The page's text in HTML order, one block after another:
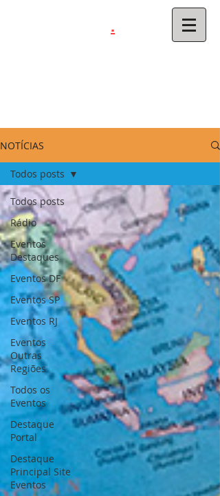
.
NOTÍCIAS
Todos posts
Rádio
Eventos
Destaques
Eventos DF
Eventos SP
Eventos RJ
Eventos
Outras
Regiões
Todos os
Eventos
Destaque
Portal
Destaque
Principal Site
Eventos
Todos posts